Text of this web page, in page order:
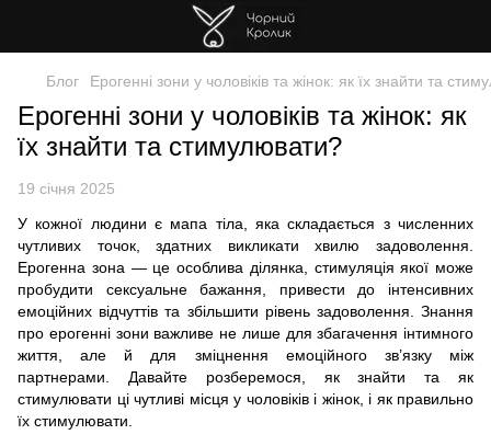
Блог Ерогенні зони у чоловіків та жінок: як їх знайти та
Ерогенні зони у чоловіків та жінок: як
їх знайти та стимулювати?
19 січня 2025
У кожної людини є мапа тіла, яка складається з численних
чутливих точок, здатних викликати хвилю задоволення.
Ерогенна зона — це особлива ділянка, стимуляція якої може
пробудити сексуальне бажання, привести до інтенсивних
емоційних відчуттів та збільшити рівень задоволення. Знання
про ерогенні зони важливе не лише для збагачення інтимного
життя, але й для зміцнення емоційного зв’язку між
партнерами. Давайте розберемося, як знайти та як
стимулювати ці чутливі місця у чоловіків і жінок, і як правильно
їх стимулювати.